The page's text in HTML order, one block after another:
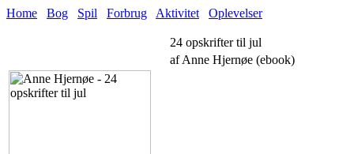
Home Bog Spil Forbrug Aktivitet Oplevelser
24 opskrifter til jul
af Anne Hjernøe (ebook)